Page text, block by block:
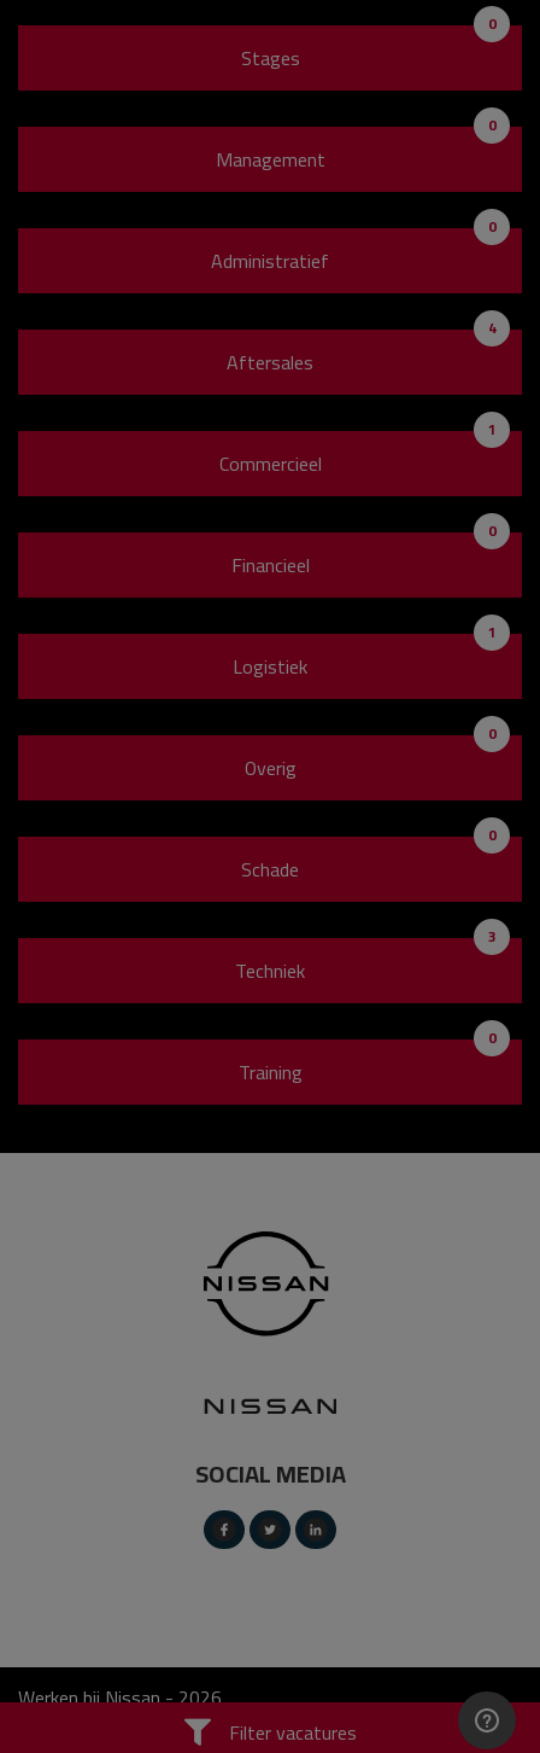
Stages
0
Management
0
Administratief
0
Aftersales
4
Commercieel
1
Financieel
0
Logistiek
1
Overig
0
Schade
0
Techniek
3
Training
0
SOCIAL MEDIA
Werken bij Nissan - 2026
Disclaimer Operated by VRT Media BV
Filter vacatures